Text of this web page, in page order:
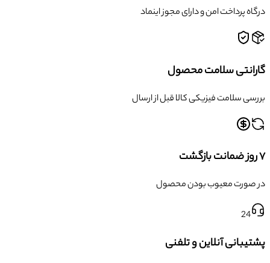
درگاه پرداخت امن و دارای مجوز اینماد
گارانتی سلامت محصول
بررسی سلامت فیزیکی کالا قبل از ارسال
۷ روز ضمانت بازگشت
در صورت معیوب بودن محصول
24
پشتیبانی آنلاین و تلفنی